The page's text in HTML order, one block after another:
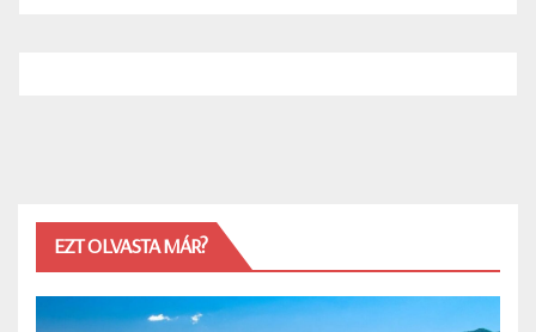
EZT OLVASTA MÁR?